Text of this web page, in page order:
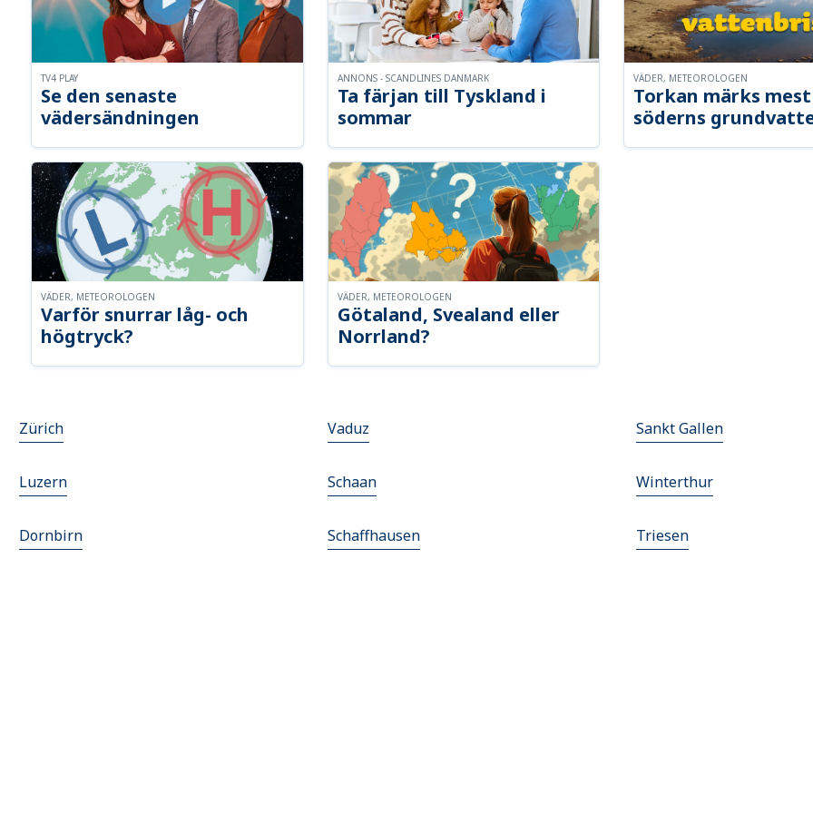
Se den senaste
vädersändningen
TV4 PLAY
Ta färjan till Tyskland i
sommar
ANNONS - SCANDLINES DANMARK
Torkan märks
söderns
VÄDER, METEOROLOGEN
Varför snurrar låg- och
högtryck?
VÄDER, METEOROLOGEN
Götaland, Svealand eller
Norrland?
VÄDER, METEOROLOGEN
Zürich Vaduz Sankt Gallen
Luzern Schaan Winterthur
Dornbirn Schaffhausen Triesen